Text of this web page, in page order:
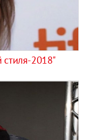
стиля-2018"